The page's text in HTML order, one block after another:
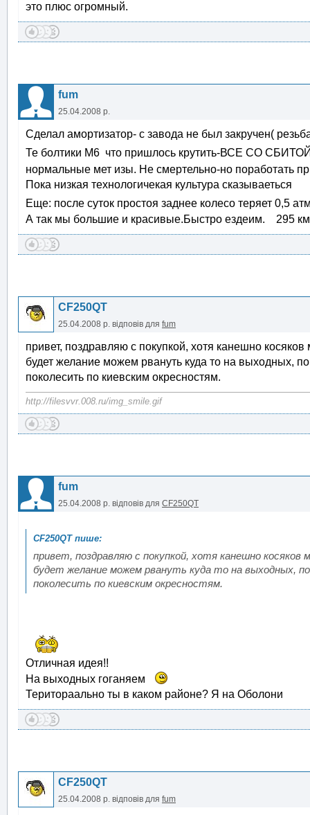
это плюс огромный.
fum
25.04.2008 р.
Сделал амортизатор- с завода не был закручен(
Те болтики М6 что пришлось крутить-ВСЕ СО
нормальные мет изы. Не смертельно-но поработать
Пока низкая технологичекая культура сказываеться
Еще: после суток простоя заднее колесо теряет 0,5
А так мы большие и красивые.Быстро ездеим. 295
CF250QT
25.04.2008 р. відповів для fum
привет, поздравляю с покупкой, хотя канешно
будет желание можем рвануть куда то на выходных,
поколесить по киевским окресностям.
http://filesvvr.008.ru/img_smile.gif
fum
25.04.2008 р. відповів для CF250QT
привет, поздравляю с покупкой, хотя канешно косяков
будет желание можем рвануть куда то на выходных,
поколесить по киевским окресностям.
Отличная идея!!
На выходных гоганяем
Територаально ты в каком районе? Я на Оболони
CF250QT
25.04.2008 р. відповів для fum